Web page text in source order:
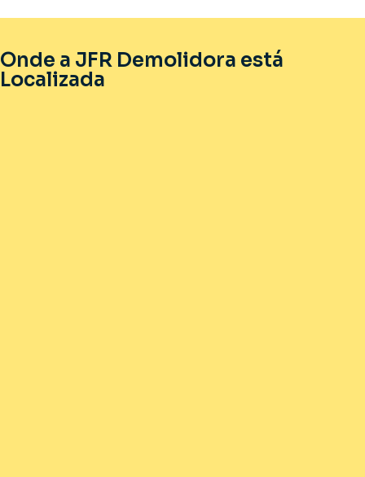
Onde a JFR Demolidora está
Localizada